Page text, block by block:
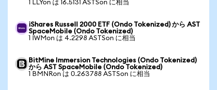
1 LLYon は 16.5131 ASTSon に相当
iShares Russell 2000 ETF (Ondo Tokenized) から AST
SpaceMobile (Ondo Tokenized)
1 IWMon は 4.2298 ASTSon に相当
BitMine Immersion Technologies (Ondo Tokenized)
から AST SpaceMobile (Ondo Tokenized)
1 BMNRon は 0.263788 ASTSon に相当